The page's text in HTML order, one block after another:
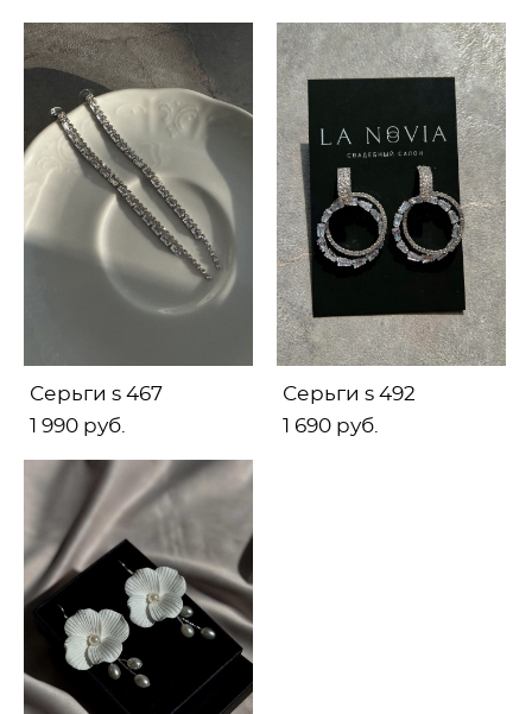
Серьги s 467
1 990 pуб.
Серьги s 492
1 690 pуб.